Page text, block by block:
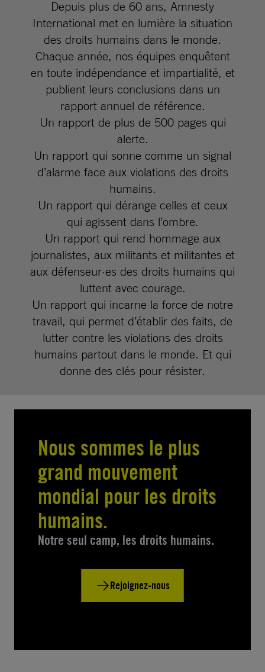
Depuis plus de 60 ans, Amnesty
International met en lumière la situation
des droits humains dans le monde.
Chaque année, nos équipes enquêtent
en toute indépendance et impartialité, et
publient leurs conclusions dans un
rapport annuel de référence.
Un rapport de plus de 500 pages qui
alerte.
Un rapport qui sonne comme un signal
d’alarme face aux violations des droits
humains.
Un rapport qui dérange celles et ceux
qui agissent dans l’ombre.
Un rapport qui rend hommage aux
journalistes, aux militants et militantes et
aux défenseur·es des droits humains qui
luttent avec courage.
Un rapport qui incarne la force de notre
travail, qui permet d’établir des faits, de
lutter contre les violations des droits
humains partout dans le monde. Et qui
donne des clés pour résister.
Nous sommes le plus
grand mouvement
mondial pour les droits
humains.
Notre seul camp, les droits humains.
Rejoignez-nous